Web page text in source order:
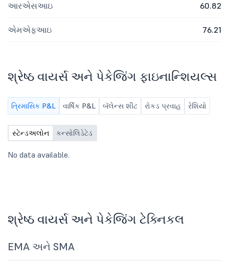
આરએસઆઇ 60.82
એમએફઆઇ 76.21
શ્રેષ્ઠ વાયર્સ અને પેકેજિંગ ફાઇનાન્શિયલ્સ
ત્રિમાસિક P&L વાર્ષિક P&L બૅલેન્સ શીટ રોકડ પ્રવાહ રેશિયો
સ્ટેન્ડઅલોન કન્સોલિડેટેડ
No data available.
શ્રેષ્ઠ વાયર્સ અને પેકેજિંગ ટેક્નિકલ
EMA અને SMA